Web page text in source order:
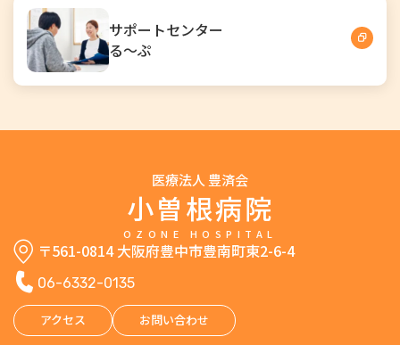
サポートセンター
る～ぷ
医療法人 豊済会
小曽根病院
OZONE HOSPITAL
〒561-0814 大阪府豊中市豊南町東2-6-4
06-6332-0135
アクセス お問い合わせ